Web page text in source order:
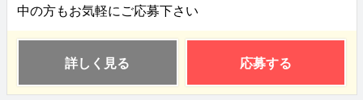
中の方もお気軽にご応募下さい
詳しく見る 応募する